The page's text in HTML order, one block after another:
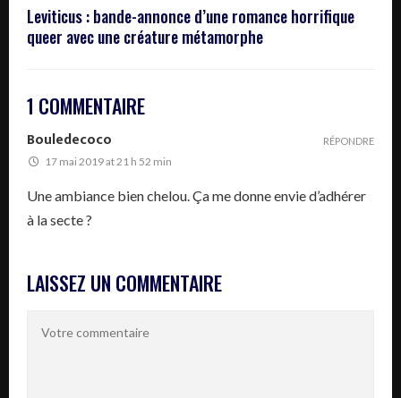
Leviticus : bande-annonce d’une romance horrifique
queer avec une créature métamorphe
1 COMMENTAIRE
Bouledecoco
17 mai 2019 at 21 h 52 min
Une ambiance bien chelou. Ça me donne envie d’adhérer
à la secte ?
RÉPONDRE
LAISSEZ UN COMMENTAIRE